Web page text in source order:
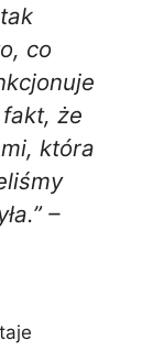
co
że
która
–